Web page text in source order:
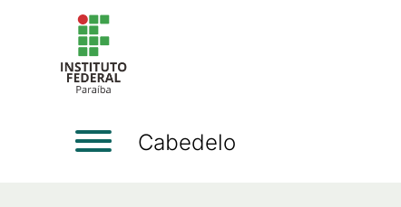
Cabedelo